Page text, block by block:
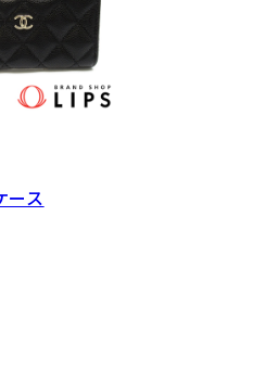
ース